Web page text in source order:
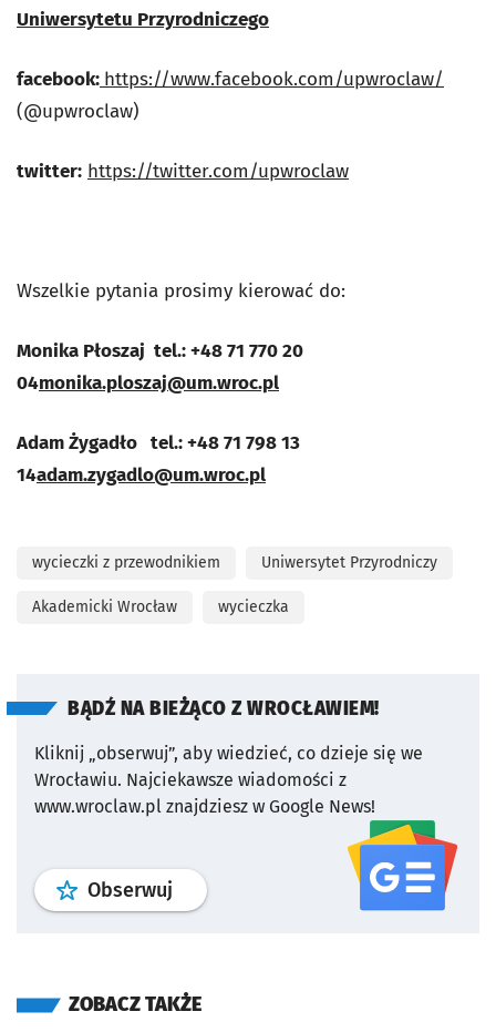
Uniwersytetu Przyrodniczego
facebook: https://www.facebook.com/upwroclaw/
(@upwroclaw)
twitter: https://twitter.com/upwroclaw
Wszelkie pytania prosimy kierować do:
Monika Płoszaj tel.: +48 71 770 20
04monika.ploszaj@um.wroc.pl
Adam Żygadło tel.: +48 71 798 13
14adam.zygadlo@um.wroc.pl
wycieczki z przewodnikiem Uniwersytet Przyrodniczy
Akademicki Wrocław wycieczka
BĄDŹ NA BIEŻĄCO Z WROCŁAWIEM!
Kliknij „obserwuj”, aby wiedzieć, co dzieje się we
Wrocławiu. Najciekawsze wiadomości z
www.wroclaw.pl znajdziesz w Google News!
Obserwuj profil serwisu
ZOBACZ TAKŻE